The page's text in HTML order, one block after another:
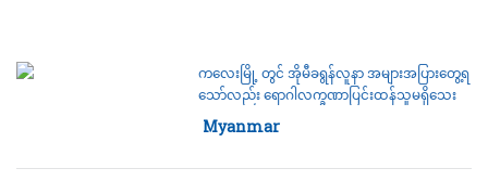
ကလေးမြို့ တွင် အိုမီခရွန်လူနာ အများအပြားတွေ့ရ
သော်လည်း ရောဂါလက္ခဏာပြင်းထန်သူမရှိသေး
Category:
Myanmar